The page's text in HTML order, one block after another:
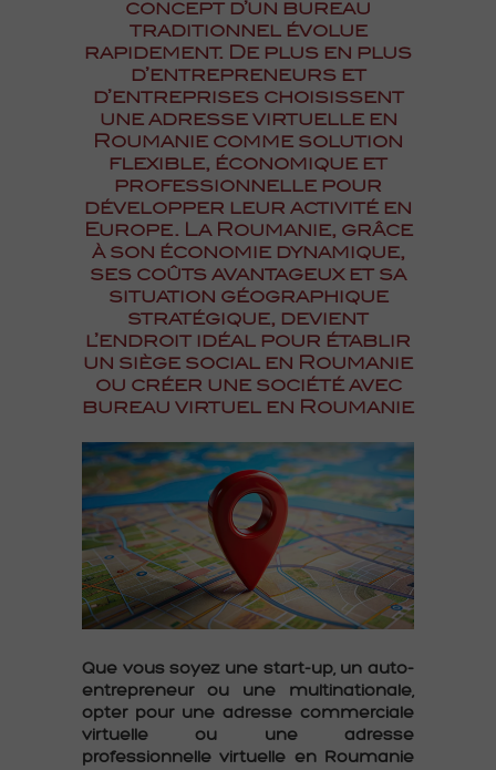
concept d’un bureau
traditionnel évolue
rapidement. De plus en plus
d’entrepreneurs et
d’entreprises choisissent
une adresse virtuelle en
Roumanie comme solution
flexible, économique et
professionnelle pour
développer leur activité en
Europe. La Roumanie, grâce
à son économie dynamique,
ses coûts avantageux et sa
situation géographique
stratégique, devient
l’endroit idéal pour établir
un siège social en Roumanie
ou créer une société avec
bureau virtuel en Roumanie
Que vous soyez une start-up, un auto-
entrepreneur ou une multinationale,
opter pour une adresse commerciale
virtuelle ou une adresse
professionnelle virtuelle en Roumanie